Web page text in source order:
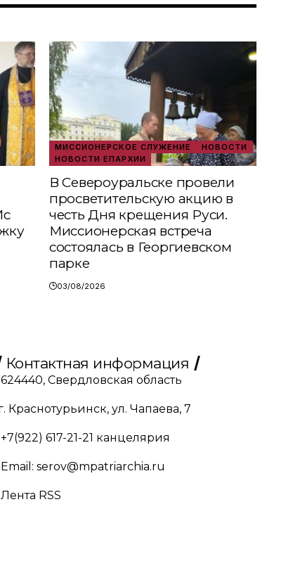
МИССИОНЕРСКОЕ СЛУЖЕНИЕ
НОВОСТИ
НОВОСТИ ЕПАРХИИ
В Североуральске провели
просветительскую акцию в
честь Дня крещения Руси.
Миссионерская встреча
состоялась в Георгиевском
парке
03/08/2026
Контактная информация
624440, Свердловская область
Краснотурьинск, ул. Чапаева, 7
+7(922) 617-21-21 канцелярия
Email: serov@mpatriarchia.ru
Лента RSS